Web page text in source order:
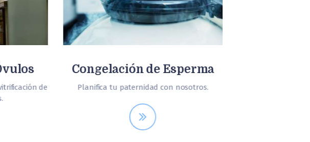
de
Congelación de Esperma
Planifica tu paternidad con nosotros.